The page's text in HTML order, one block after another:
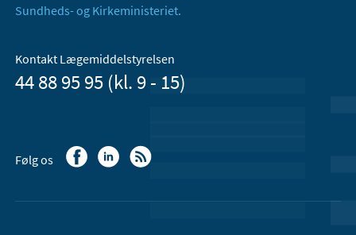
Sundheds- og Kirkeministeriet.
Kontakt Lægemiddelstyrelsen
44 88 95 95 (kl. 9 - 15)
Følg os